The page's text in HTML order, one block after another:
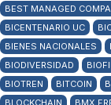
BEST MANAGED
BICENTENARIO UC
BIENES NACIONALES
BIODIVERSIDAD
BIOTREN
BITCOIN